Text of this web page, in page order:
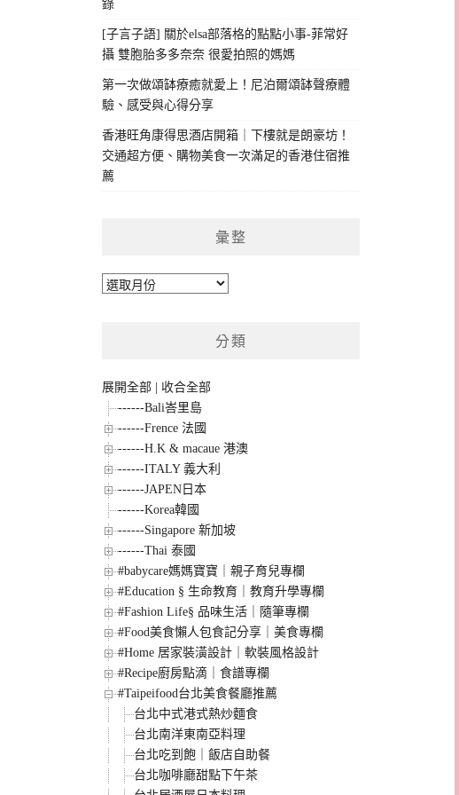
錄
[子言子語] 關於elsa部落格的點點小事-菲常好
攝 雙胞胎多多奈奈 很愛拍照的媽媽
第一次做頌缽療癒就愛上！尼泊爾頌缽聲療體
驗、感受與心得分享
香港旺角康得思酒店開箱｜下樓就是朗豪坊！
交通超方便、購物美食一次滿足的香港住宿推
薦
彙整
彙
分類
展開全部
收合全部
------Bali峇里島
------Frence 法國
------H.K & macaue 港澳
------ITALY 義大利
------JAPEN日本
------Korea韓國
------Singapore 新加坡
------Thai 泰國
#babycare媽媽寶寶｜親子育兒專欄
#Education § 生命教育｜教育升學專欄
#Fashion Life§ 品味生活｜隨筆專欄
#Food美食懶人包食記分享｜美食專欄
#Home 居家裝潢設計｜軟裝風格設計
#Recipe廚房點滴｜食譜專欄
#Taipeifood台北美食餐廳推薦
台北中式港式熱炒麵食
台北南洋東南亞料理
台北吃到飽｜飯店自助餐
台北咖啡廳甜點下午茶